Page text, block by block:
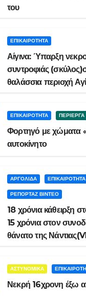
του
ΕΠΙΚΑΙΡΟΤΗΤΑ
Αίγινα: Ύπαρξη
συντροφιάς
θαλάσσια περιοχή
ΕΠΙΚΑΙΡΟΤΗΤΑ ΠΕΡΙΕΡΓΑ
Φορτηγό με χώματα
αυτοκίνητο
ΑΡΓΟΛΙΔΑ ΕΠΙΚΑΙΡΟΤΗΤΑ
ΡΕΠΟΡΤΑΖ ΒΙΝΤΕΟ
18 χρόνια κάθειρξη
15 χρόνια στον
θάνατο της
ΑΣΤΥΝΟΜΙΚΑ
Νεκρή 16χρονη έξω